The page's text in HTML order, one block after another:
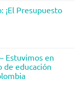
¡El Presupuesto
Estuvimos en
de educación